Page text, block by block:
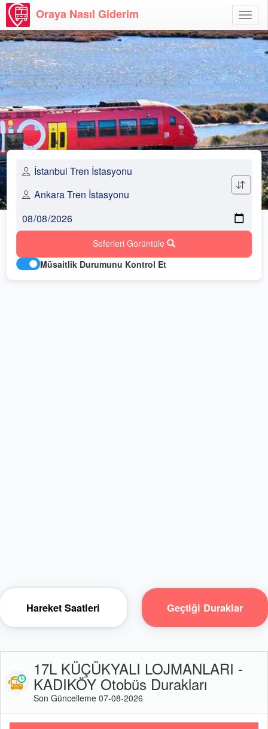
Aç
Oraya Nasıl Giderim
Seferleri Görüntüle
Müsaitlik Durumunu Kontrol Et
Hareket Saatleri Geçtiği Duraklar
17L KÜÇÜKYALI LOJMANLARI -
KADIKÖY Otobüs Durakları
Son Güncelleme 07-08-2026